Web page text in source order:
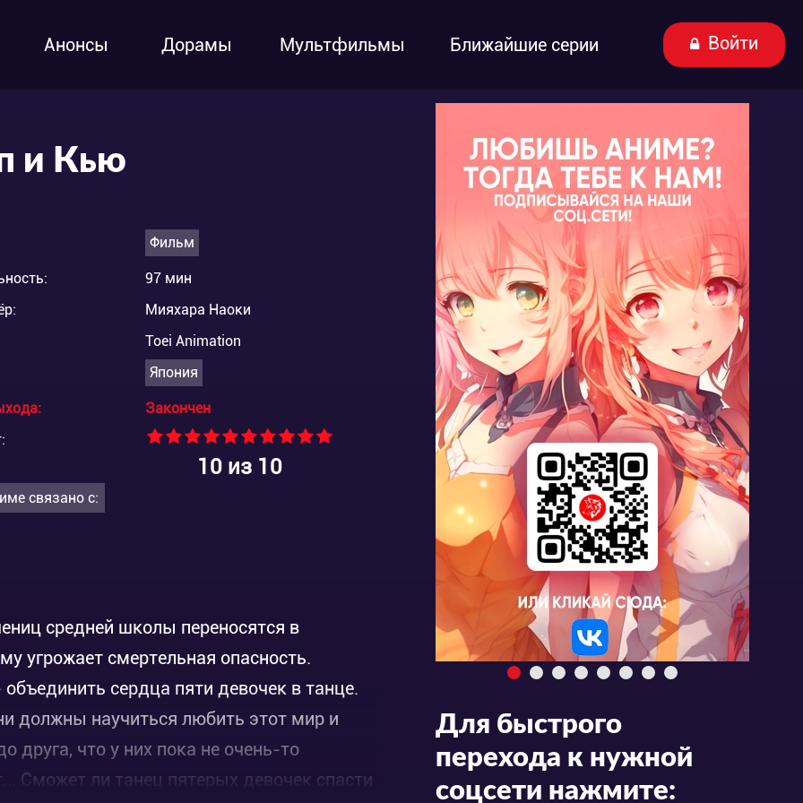
Анонсы Дорамы Мультфильмы Ближайшие серии Войти
и Кью
Фильм
97 мин
Мияхара Наоки
Toei Animation
Япония
Закончен
10из 10
связано с:
средней школы переносятся в
угрожает смертельная опасность.
сердца пяти девочек в танце.
должны научиться любить этот мир и
друга, что у них пока не очень-то
Сможет ли танец пятерых девочек спасти
Для быстрого
перехода к нужной
соцсети нажмите: